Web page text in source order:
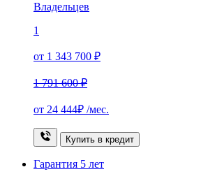
Владельцев
1
от 1 343 700 ₽
1 791 600 ₽
от 24 444₽ /мес.
Купить в кредит
Гарантия 5 лет